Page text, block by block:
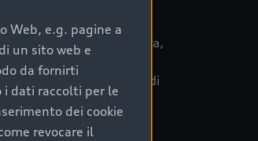
Web, e.g. pagine a
un sito web e
da fornirti
dati raccolti per le
dei cookie
revocare il
della vettura,
cinque diversi livelli di
tabelle manutenzione di